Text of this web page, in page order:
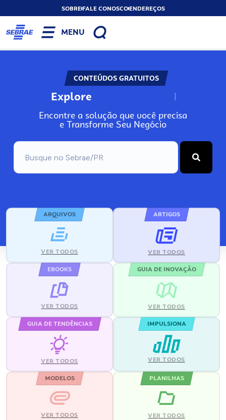
SOBREFALE CONOSCOENDEREÇOS
MENU
CONTEÚDOS GRATUITOS
Explore N
Encontre a solução que você precisa
e Transforme Seu Negócio
ARQUIVOS
VER TODOS
ARTIGOS
VER TODOS
EBOOKS
VER TODOS
GUIA DE INOVAÇÃO
VER TODOS
GUIA DE TENDÊNCIAS
VER TODOS
IMPULSIONA
VER TODOS
MODELOS
VER TODOS
PLANILHAS
VER TODOS